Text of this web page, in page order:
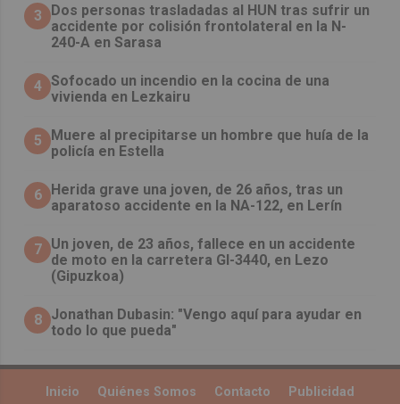
3
​Dos personas trasladadas al HUN tras sufrir un
accidente por colisión frontolateral en la N-
240-A en Sarasa
4 Sofocado un incendio en la cocina de una
vivienda en Lezkairu
5
Muere al precipitarse un hombre que huía de la
policía en Estella
6 Herida grave una joven, de 26 años, tras un
aparatoso accidente en la NA-122, en Lerín
7 Un joven, de 23 años, fallece en un accidente
de moto en la carretera GI-3440, en Lezo
(Gipuzkoa)
8 Jonathan Dubasin: "Vengo aquí para ayudar en
todo lo que pueda"
Inicio Quiénes Somos Contacto
Publicidad